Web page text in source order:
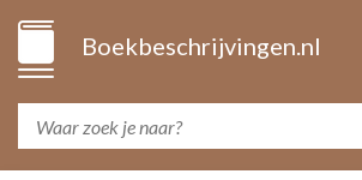
Boekbeschrijvingen.nl